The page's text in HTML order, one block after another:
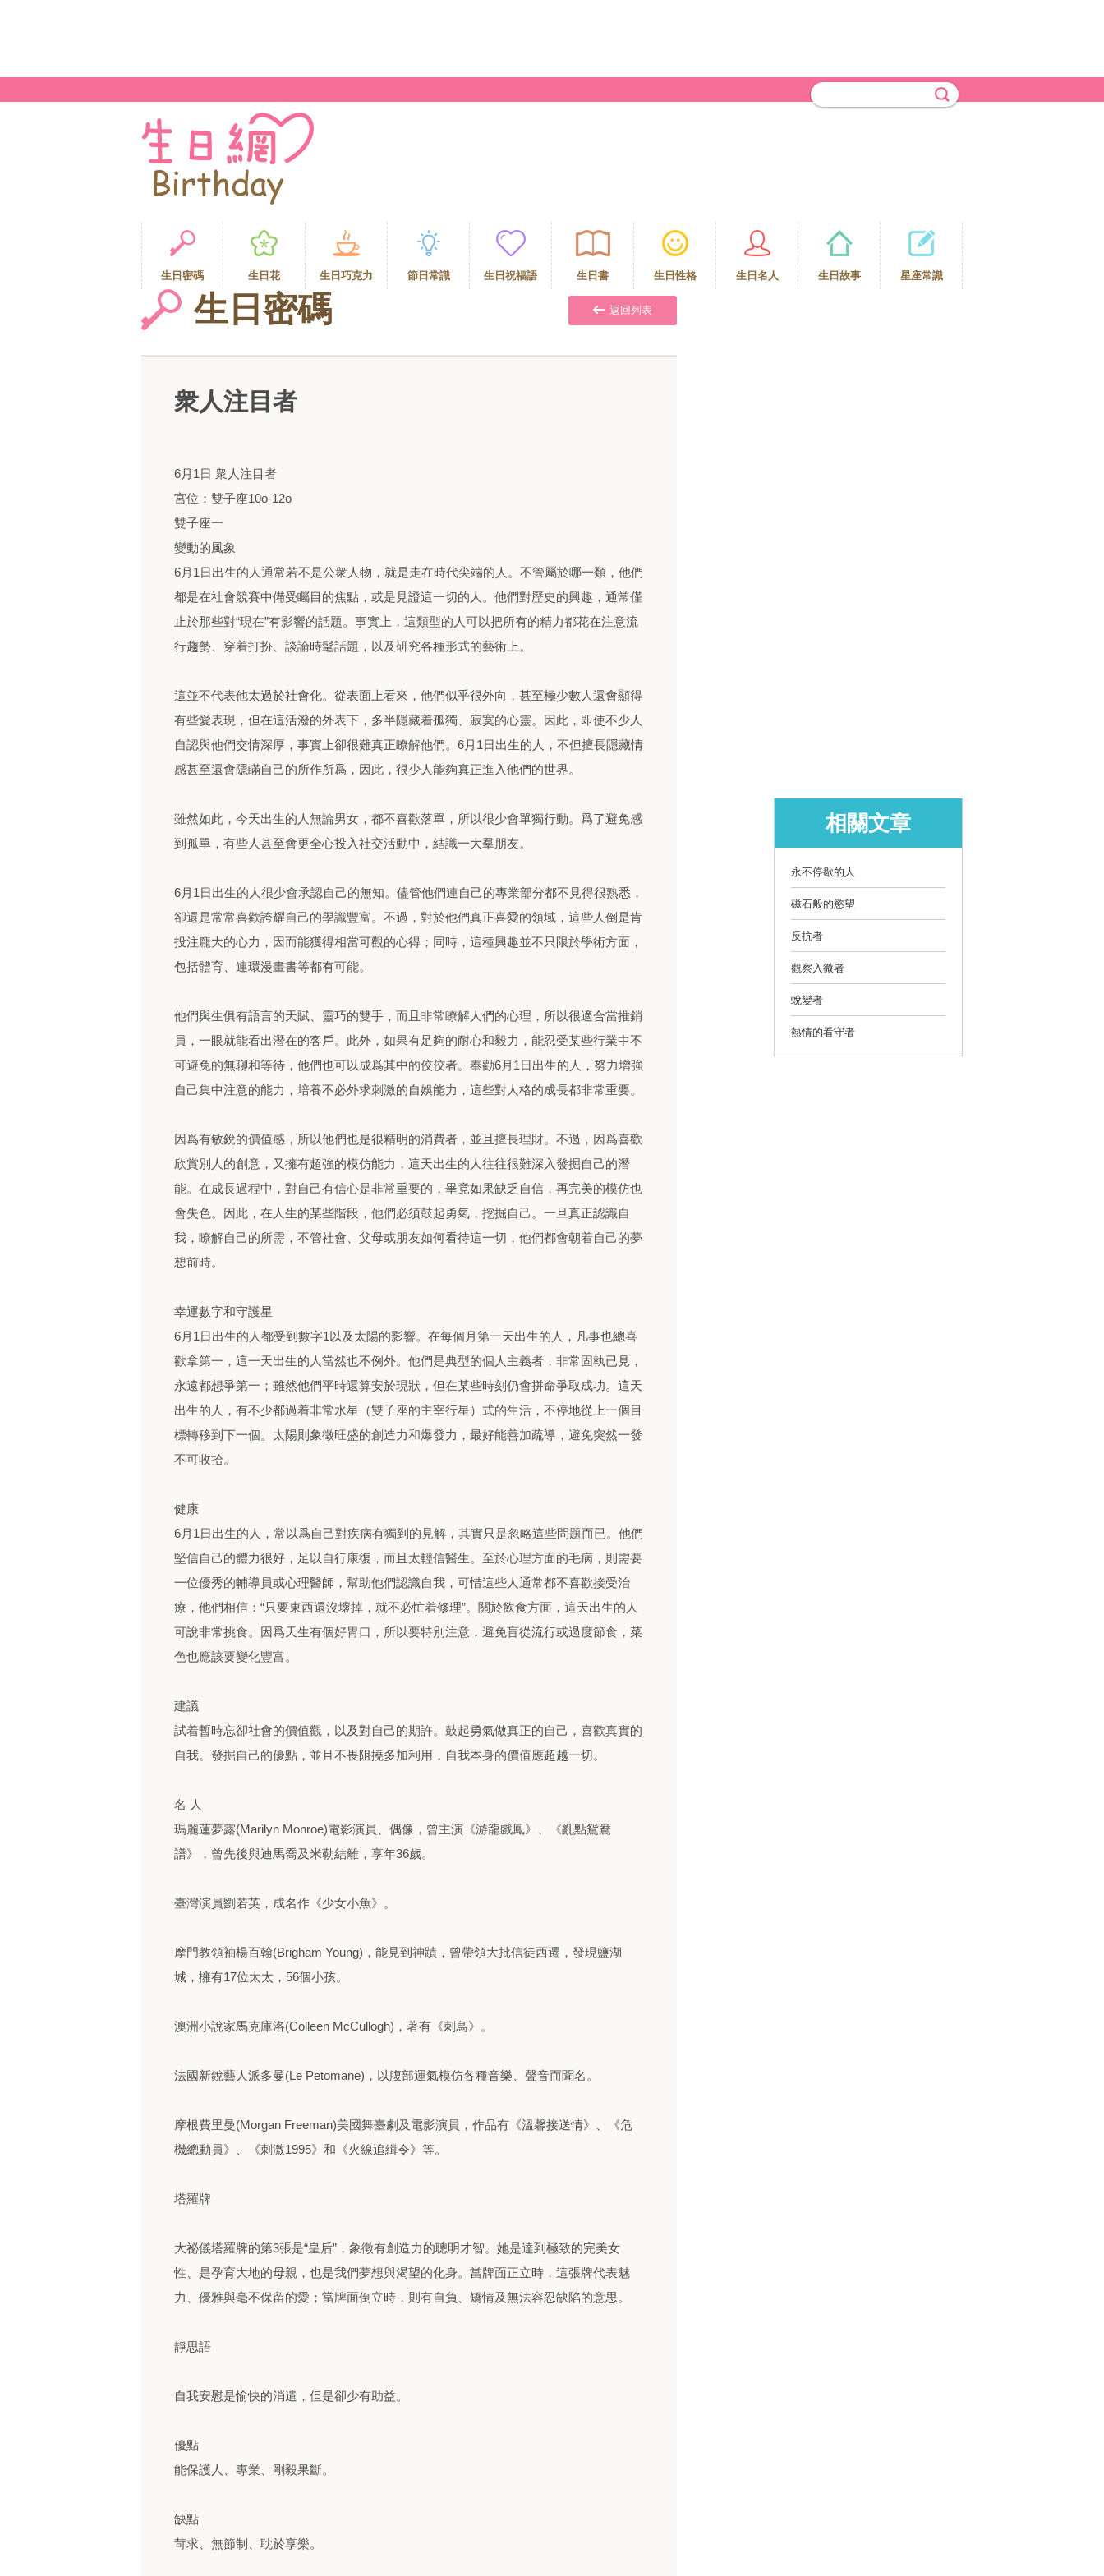
生日密碼 生日花 生日巧克力 節日常識 生日祝福語 生日書 生日性格 生日名人 生日故事 星座常識
生日密碼 返回列表
衆人注目者
6月1日 衆人注目者
宮位：雙子座10o-12o
雙子座一
變動的風象
6月1日出生的人通常若不是公衆人物，就是走在時代尖端的人。不管屬於哪一類，他們
都是在社會競賽中備受矚目的焦點，或是見證這一切的人。他們對歷史的興趣，通常僅
止於那些對“現在”有影響的話題。事實上，這類型的人可以把所有的精力都花在注意流
行趨勢、穿着打扮、談論時髦話題，以及研究各種形式的藝術上。
這並不代表他太過於社會化。從表面上看來，他們似乎很外向，甚至極少數人還會顯得
有些愛表現，但在這活潑的外表下，多半隱藏着孤獨、寂寞的心靈。因此，即使不少人
自認與他們交情深厚，事實上卻很難真正瞭解他們。6月1日出生的人，不但擅長隱藏情
感甚至還會隱瞞自己的所作所爲，因此，很少人能夠真正進入他們的世界。
雖然如此，今天出生的人無論男女，都不喜歡落單，所以很少會單獨行動。爲了避免感
到孤單，有些人甚至會更全心投入社交活動中，結識一大羣朋友。
6月1日出生的人很少會承認自己的無知。儘管他們連自己的專業部分都不見得很熟悉，
卻還是常常喜歡誇耀自己的學識豐富。不過，對於他們真正喜愛的領域，這些人倒是肯
投注龐大的心力，因而能獲得相當可觀的心得；同時，這種興趣並不只限於學術方面，
包括體育、連環漫畫書等都有可能。
他們與生俱有語言的天賦、靈巧的雙手，而且非常瞭解人們的心理，所以很適合當推銷
員，一眼就能看出潛在的客戶。此外，如果有足夠的耐心和毅力，能忍受某些行業中不
可避免的無聊和等待，他們也可以成爲其中的佼佼者。奉勸6月1日出生的人，努力增強
自己集中注意的能力，培養不必外求刺激的自娛能力，這些對人格的成長都非常重要。
因爲有敏銳的價值感，所以他們也是很精明的消費者，並且擅長理財。不過，因爲喜歡
欣賞別人的創意，又擁有超強的模仿能力，這天出生的人往往很難深入發掘自己的潛
能。在成長過程中，對自己有信心是非常重要的，畢竟如果缺乏自信，再完美的模仿也
會失色。因此，在人生的某些階段，他們必須鼓起勇氣，挖掘自己。一旦真正認識自
我，瞭解自己的所需，不管社會、父母或朋友如何看待這一切，他們都會朝着自己的夢
想前時。
幸運數字和守護星
6月1日出生的人都受到數字1以及太陽的影響。在每個月第一天出生的人，凡事也總喜
歡拿第一，這一天出生的人當然也不例外。他們是典型的個人主義者，非常固執已見，
永遠都想爭第一；雖然他們平時還算安於現狀，但在某些時刻仍會拼命爭取成功。這天
出生的人，有不少都過着非常水星（雙子座的主宰行星）式的生活，不停地從上一個目
標轉移到下一個。太陽則象徵旺盛的創造力和爆發力，最好能善加疏導，避免突然一發
不可收拾。
健康
6月1日出生的人，常以爲自己對疾病有獨到的見解，其實只是忽略這些問題而已。他們
堅信自己的體力很好，足以自行康復，而且太輕信醫生。至於心理方面的毛病，則需要
一位優秀的輔導員或心理醫師，幫助他們認識自我，可惜這些人通常都不喜歡接受治
療，他們相信：“只要東西還沒壞掉，就不必忙着修理”。關於飲食方面，這天出生的人
可說非常挑食。因爲天生有個好胃口，所以要特別注意，避免盲從流行或過度節食，菜
色也應該要變化豐富。
建議
試着暫時忘卻社會的價值觀，以及對自己的期許。鼓起勇氣做真正的自己，喜歡真實的
自我。發掘自己的優點，並且不畏阻撓多加利用，自我本身的價值應超越一切。
名 人
瑪麗蓮夢露(Marilyn Monroe)電影演員、偶像，曾主演《游龍戲鳳》、《亂點鴛鴦
譜》，曾先後與迪馬喬及米勒結離，享年36歲。
臺灣演員劉若英，成名作《少女小魚》。
摩門教領袖楊百翰(Brigham Young)，能見到神蹟，曾帶領大批信徒西遷，發現鹽湖
城，擁有17位太太，56個小孩。
澳洲小說家馬克庫洛(Colleen McCullogh)，著有《刺鳥》。
法國新銳藝人派多曼(Le Petomane)，以腹部運氣模仿各種音樂、聲音而聞名。
摩根費里曼(Morgan Freeman)美國舞臺劇及電影演員，作品有《溫馨接送情》、《危
機總動員》、《刺激1995》和《火線追緝令》等。
塔羅牌
大祕儀塔羅牌的第3張是“皇后”，象徵有創造力的聰明才智。她是達到極致的完美女
性、是孕育大地的母親，也是我們夢想與渴望的化身。當牌面正立時，這張牌代表魅
力、優雅與毫不保留的愛；當牌面倒立時，則有自負、矯情及無法容忍缺陷的意思。
靜思語
自我安慰是愉快的消遣，但是卻少有助益。
優點
能保護人、專業、剛毅果斷。
缺點
苛求、無節制、耽於享樂。
相關文章
永不停歇的人
磁石般的慾望
反抗者
觀察入微者
蛻變者
熱情的看守者